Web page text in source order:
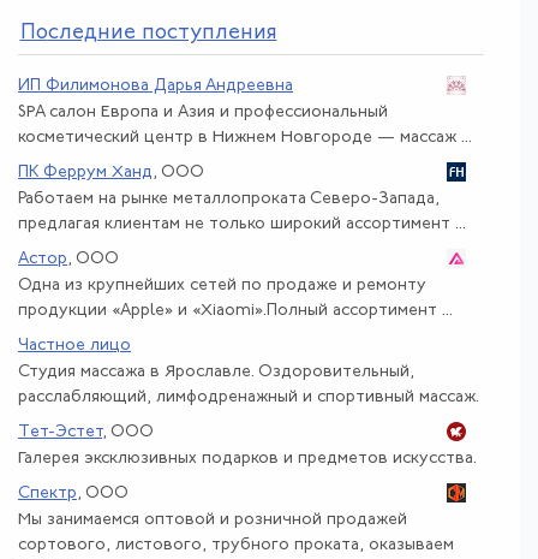
Последние поступления
ИП Филимонова Дарья Андреевна
SPA салон Европа и Азия и профессиональный
косметический центр в Нижнем Новгороде — массаж ...
ПК Феррум Ханд, ООО
Работаем на рынке металлопроката Северо-Запада,
предлагая клиентам не только широкий ассортимент ...
Астор, ООО
Одна из крупнейших сетей по продаже и ремонту
продукции «Apple» и «Xiaomi».Полный ассортимент ...
Частное лицо
Студия массажа в Ярославле. Оздоровительный,
расслабляющий, лимфодренажный и спортивный массаж.
Тет-Эстет, ООО
Галерея эксклюзивных подарков и предметов искусства.
Спектр, ООО
Мы занимаемся оптовой и розничной продажей
сортового, листового, трубного проката, оказываем